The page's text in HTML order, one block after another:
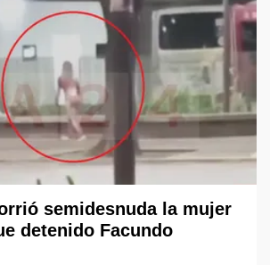
semidesnuda la mujer
detenido Facundo